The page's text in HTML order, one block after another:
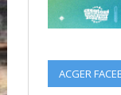
ACGER